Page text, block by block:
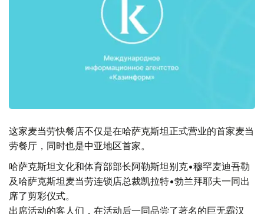
这家麦当劳快餐店不仅是在哈萨克斯坦正式营业的首家麦当
劳餐厅，同时也是中亚地区首家。
哈萨克斯坦文化和体育部部长阿勒斯坦别克•穆罕麦迪吾勒
及哈萨克斯坦麦当劳连锁店总裁凯拉特•勃兰拜耶夫一同出
席了剪彩仪式。
出席活动的客人们，在活动后一同品尝了著名的巨无霸汉